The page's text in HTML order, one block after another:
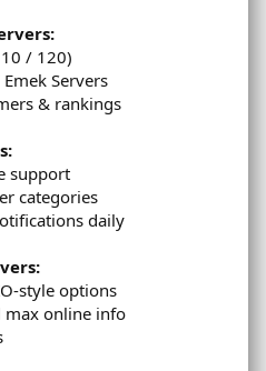
/ 120)
Servers
& rankings
support
categories
daily
style options
max online info